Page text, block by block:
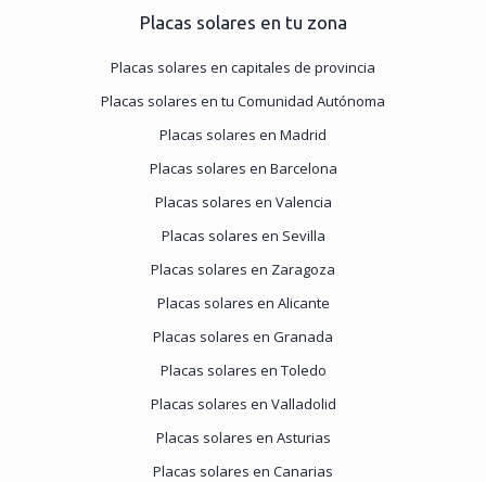
Placas solares en tu zona
Placas solares en capitales de provincia
Placas solares en tu Comunidad Autónoma
Placas solares en Madrid
Placas solares en Barcelona
Placas solares en Valencia
Placas solares en Sevilla
Placas solares en Zaragoza
Placas solares en Alicante
Placas solares en Granada
Placas solares en Toledo
Placas solares en Valladolid
Placas solares en Asturias
Placas solares en Canarias